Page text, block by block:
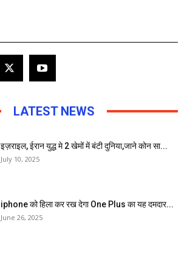
LATEST NEWS
इज़राइल, ईरान युद्ध मे 2 खेमों में बंटी दुनिया,जाने कोन सा...
July 10, 2025
iphone को हिला कर रख देगा One Plus का यह दमदार...
June 26, 2025